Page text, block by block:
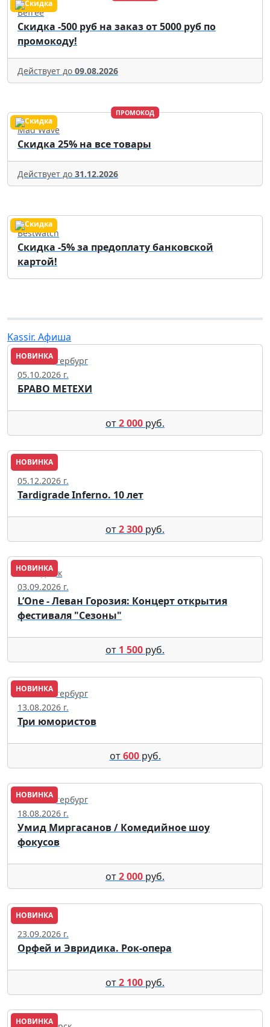
Befree
Скидка -500 руб на заказ от 5000 руб по
промокоду!
Действует до 09.08.2026
ПРОМОКОД
Mad Wave
Скидка 25% на все товары
Действует до 31.12.2026
Bestwatch
Скидка -5% за предоплату банковской
картой!
Kassir. Афиша
НОВИНКА
Санкт-Петербург
05.10.2026 г.
БРАВО МЕТЕХИ
от2 000 руб.
НОВИНКА
Москва
05.12.2026 г.
Tardigrade Inferno. 10 лет
от2 300 руб.
НОВИНКА
Геленджик
03.09.2026 г.
L’One - Леван Горозия: Концерт открытия
фестиваля "Сезоны"
от 1 500 руб.
НОВИНКА
Санкт-Петербург
13.08.2026 г.
Три юмористов
от600руб.
НОВИНКА
Санкт-Петербург
18.08.2026 г.
Умид Миргасанов / Комедийное шоу
фокусов
от2 000 руб.
НОВИНКА
Томск
23.09.2026 г.
Орфей и Эвридика. Рок-опера
от2 100 руб.
НОВИНКА